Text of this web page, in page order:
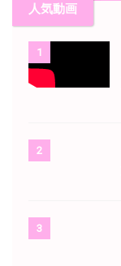
人気動画
1
2
3